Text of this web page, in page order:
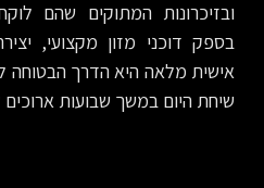
ובזיכרונות המתוקים שהם
בספק דוכני מזון מקצועי,
אישית מלאה היא הדרך הבטוחה
שיחת היום במשך שבועות